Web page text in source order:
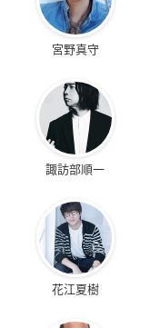
宮野真守
諏訪部順一
花江夏樹